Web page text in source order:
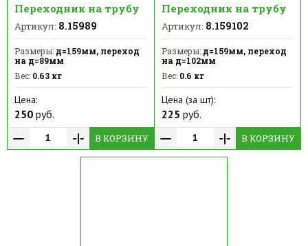
Переходник на трубу
Артикул: 8.15989
Размеры: д=159мм, переход
на д=89мм
Вес: 0.63 кг
Цена:
250 руб.
В КОРЗИНУ
Переходник на трубу
Артикул: 8.159102
Размеры:д=159мм, переход
на д=102мм
Вес:0.6 кг
Цена (за шт):
225 руб.
В КОРЗИНУ